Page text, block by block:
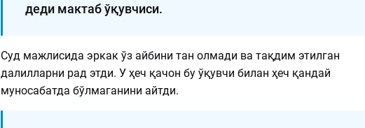
деди мактаб ўқувчиси.
Суд мажлисида эркак ўз айбини тан олмади ва тақдим этилган
далилларни рад этди. У ҳеч қачон бу ўқувчи билан ҳеч қандай
муносабатда бўлмаганини айтди.